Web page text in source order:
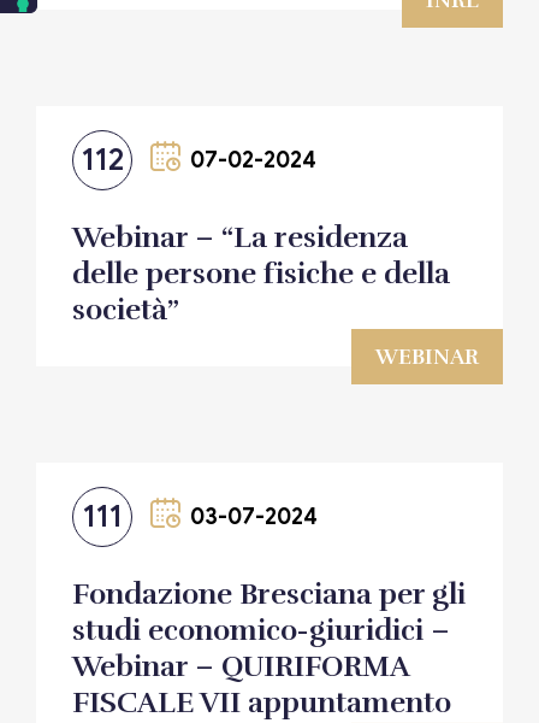
112 07-02-2024
WEBINAR
Webinar – “La residenza
delle persone fisiche e della
società”
111 03-07-2024
Fondazione Bresciana per gli
studi economico-giuridici –
Webinar – QUIRIFORMA
FISCALE VII appuntamento